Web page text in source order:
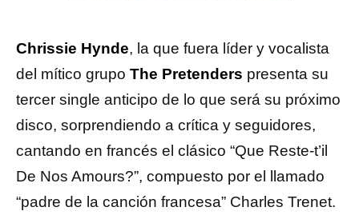
Chrissie Hynde, la que fuera líder y vocalista
del mítico grupo The Pretenders presenta su
tercer single anticipo de lo que será su próximo
disco, sorprendiendo a crítica y seguidores,
cantando en francés el clásico “Que Reste-t’il
De Nos Amours?”, compuesto por el llamado
“padre de la canción francesa” Charles Trenet.